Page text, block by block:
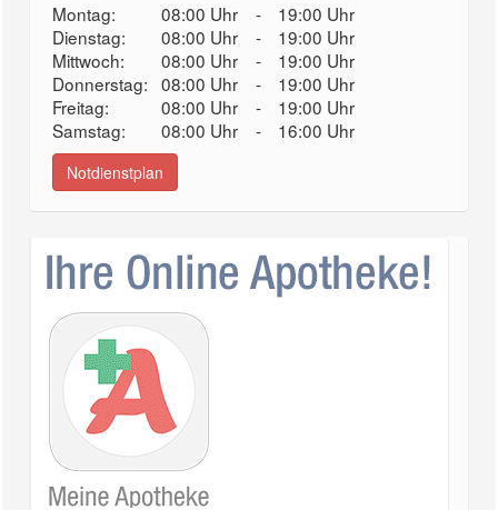
Montag: 08:00 Uhr -
19:00 Uhr
Dienstag:
08:00 Uhr -
19:00 Uhr
Mittwoch:
08:00 Uhr -
19:00 Uhr
Donnerstag: 08:00 Uhr -
19:00 Uhr
Freitag:
08:00 Uhr -
19:00 Uhr
Samstag:
08:00 Uhr - 16:00 Uhr
Notdienstplan